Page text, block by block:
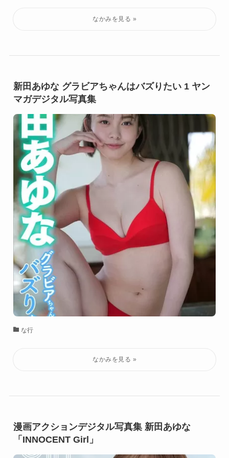
新田あゆな グラビアちゃんはバズりたい 1 ヤン
マガデジタル写真集
な行
漫画アクションデジタル写真集 新田あゆな
「INNOCENT Girl」